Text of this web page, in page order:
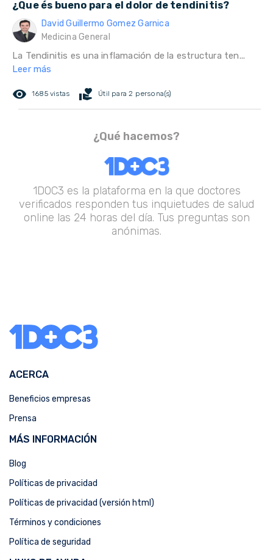
¿Que és bueno para el dolor de tendinitis?
David Guillermo Gomez Garnica
Medicina General
La Tendinitis es una inflamación de la estructura ten...
Leer más
remove_red_eye 1685 vistas volunteer_activism Útil para 2 persona(s)
¿Qué hacemos?
1DOC3 es la plataforma en la que doctores
verificados responden tus inquietudes de salud
online las 24 horas del día. Tus preguntas son
anónimas.
ACERCA
Beneficios empresas
Prensa
MÁS INFORMACIÓN
Blog
Políticas de privacidad
Políticas de privacidad (versión html)
Términos y condiciones
Política de seguridad